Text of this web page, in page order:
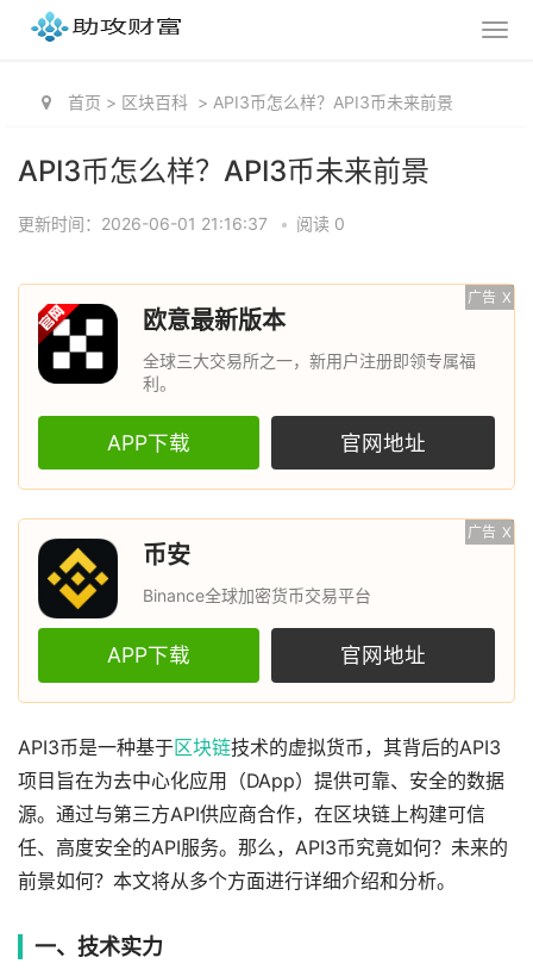
首页 > 区块百科 > API3币怎么样？API3币未来前景
API3币怎么样？API3币未来前景
更新时间：2026-06-01 21:16:37 • 阅读 0
广告 X
欧意最新版本
全球三大交易所之一，新用户注册即领专属福
利。
APP下载 官网地址
广告 X
币安
Binance全球加密货币交易平台
APP下载 官网地址
API3币是一种基于区块链技术的虚拟货币，其背后的API3
项目旨在为去中心化应用（DApp）提供可靠、安全的数据
源。通过与第三方API供应商合作，在区块链上构建可信
任、高度安全的API服务。那么，API3币究竟如何？未来的
前景如何？本文将从多个方面进行详细介绍和分析。
一、技术实力